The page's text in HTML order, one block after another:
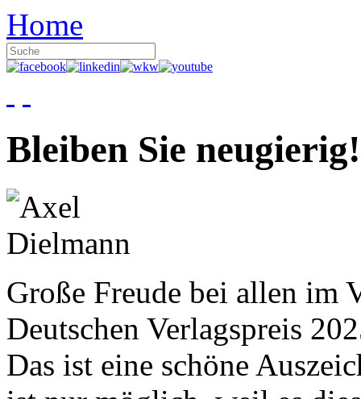
Home
Bleiben Sie neugierig!
Große Freude bei allen im
Deutschen Verlagspreis
Das ist eine schöne